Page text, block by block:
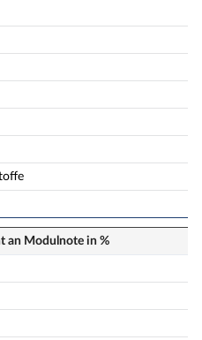
an Modulnote in %